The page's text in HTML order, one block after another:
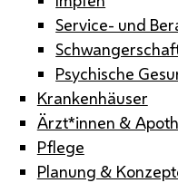
Service- und
Psychische
Krankenhäuser
Ärzt*innen &
Pflege
Planung &